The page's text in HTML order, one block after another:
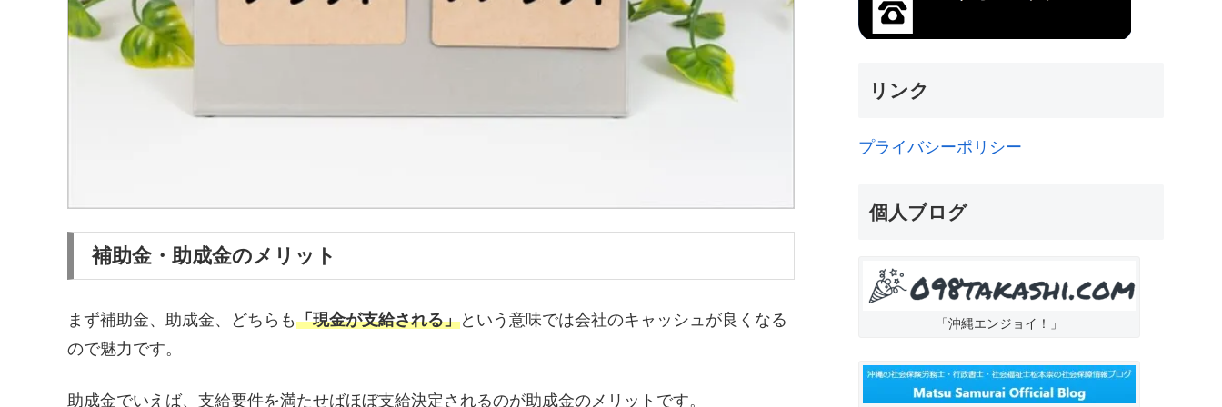
補助金・助成金のメリット
まず補助金、助成金、どちらも「現金が支給される」という意味では会社のキャッシュが良くなる
ので魅力です。
助成金でいえば、支給要件を満たせばほぼ支給決定されるのが助成金のメリットです。
リンク
プライバシーポリシー
個人ブログ
「沖縄エンジョイ！」